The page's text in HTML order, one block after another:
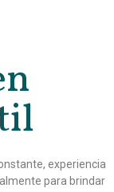
experiencia
para brindar